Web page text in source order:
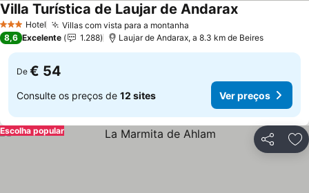
3 EstrelasHotel Villas com vista para a montanha
Villa Turística de Laujar de Andarax
8,6 Excelente 1.288 Laujar de Andarax, a 8.3 km de Beires
De € 54
Consulte os preços de 12 sites Ver preços
Partilhar
Escolha popular